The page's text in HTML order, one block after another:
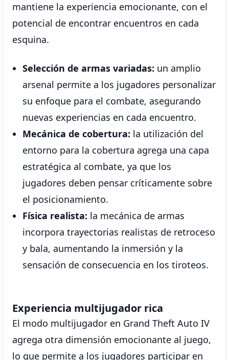
mantiene la experiencia emocionante, con el
potencial de encontrar encuentros en cada
esquina.
Selección de armas variadas: un amplio
arsenal permite a los jugadores personalizar
su enfoque para el combate, asegurando
nuevas experiencias en cada encuentro.
Mecánica de cobertura: la utilización del
entorno para la cobertura agrega una capa
estratégica al combate, ya que los
jugadores deben pensar críticamente sobre
el posicionamiento.
Física realista: la mecánica de armas
incorpora trayectorias realistas de retroceso
y bala, aumentando la inmersión y la
sensación de consecuencia en los tiroteos.
Experiencia multijugador rica
El modo multijugador en Grand Theft Auto IV
agrega otra dimensión emocionante al juego,
lo que permite a los jugadores participar en